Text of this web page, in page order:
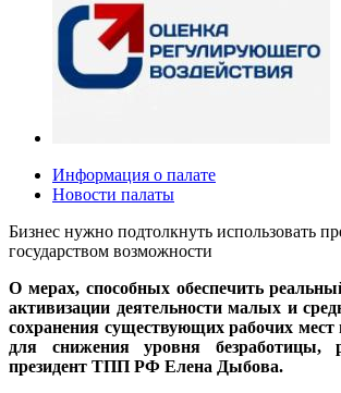
Информация о палате
Новости палаты
Бизнес нужно подтолкнуть использовать
государством возможности
О мерах, способных обеспечить
активизации деятельности малых и
сохранения существующих рабочих мест
для снижения уровня безработицы,
президент ТПП РФ Елена Дыбова.